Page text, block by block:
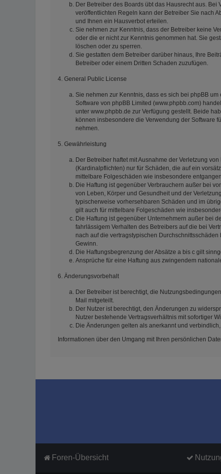
Der Betreiber des Boards übt das Hausrecht aus.
veröffentlichten Regeln kann der Betreiber Sie nach
und Ihnen ein Hausverbot erteilen.
Sie nehmen zur Kenntnis, dass der Betreiber keine
oder die er nicht zur Kenntnis genommen hat. Sie
löschen oder zu sperren.
Sie gestatten dem Betreiber darüber hinaus, Ihre
Betreiber oder einem Dritten Schaden zuzufügen.
4. General Public License
Sie nehmen zur Kenntnis, dass es sich bei phpBB um
Software von phpBB Limited (www.phpbb.com)
unter www.phpbb.de zur Verfügung gestellt. Beide
können insbesondere die Verwendung der Software
nehmen.
5. Gewährleistung
Der Betreiber haftet mit Ausnahme der Verletzung
(Kardinalpflichten) nur für Schäden, die auf ein
mittelbare Folgeschäden wie insbesondere
Die Haftung ist gegenüber Verbrauchern außer bei
von Leben, Körper und Gesundheit und der
typischerweise vorhersehbaren Schäden und im
gilt auch für mittelbare Folgeschäden wie
Die Haftung ist gegenüber Unternehmern außer bei
fahrlässigem Verhalten des Betreibers auf die bei
nach auf die vertragstypischen
Gewinn.
Die Haftungsbegrenzung der Absätze a bis c gilt
Ansprüche für eine Haftung aus zwingendem
6. Änderungsvorbehalt
Der Betreiber ist berechtigt, die
Mail mitgeteilt.
Der Nutzer ist berechtigt, den Änderungen zu
Nutzer bestehende Vertragsverhältnis mit sofortiger
Die Änderungen gelten als anerkannt und
Informationen über den Umgang mit Ihren persönlichen
Foren-Übersicht